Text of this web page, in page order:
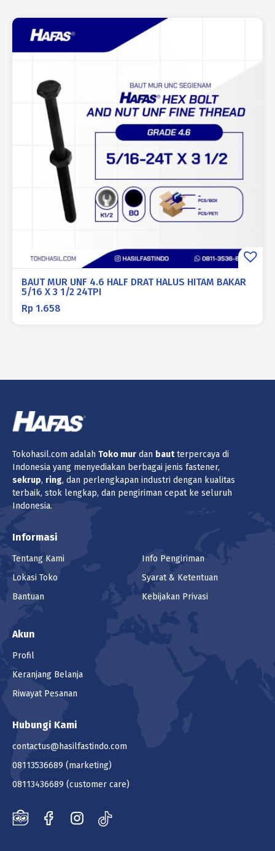
BAUT MUR UNF 4.6 HALF DRAT HALUS HITAM BAKAR
5/16 X 3 1/2 24TPI
Rp 1.658
Tokohasil.com adalah Toko mur dan bautterpercaya di
Indonesia yang menyediakan berbagai jenis fastener,
sekrup, ring, dan perlengkapan industri dengan kualitas
terbaik, stok lengkap, dan pengiriman cepat ke seluruh
Indonesia.
Informasi
Tentang Kami
Lokasi Toko
Bantuan
Info Pengiriman
Syarat & Ketentuan
Kebijakan Privasi
Akun
Profil
Keranjang Belanja
Riwayat Pesanan
Hubungi Kami
contactus@hasilfastindo.com
08113536689 (marketing)
08113436689 (customer care)